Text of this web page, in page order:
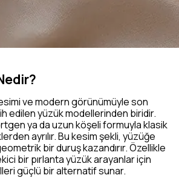
ve modern görünümüyle son
edilen yüzük modellerinden biridir.
ya da uzun köşeli formuyla klasik
ayrılır. Bu kesim şekli, yüzüğe
bir duruş kazandırır. Özellikle
bir pırlanta yüzük arayanlar için
güçlü bir alternatif sunar.